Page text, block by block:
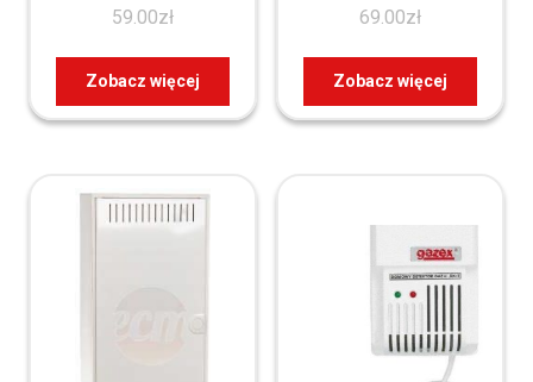
59.00zł
Zobacz więcej
69.00zł
Zobacz więcej